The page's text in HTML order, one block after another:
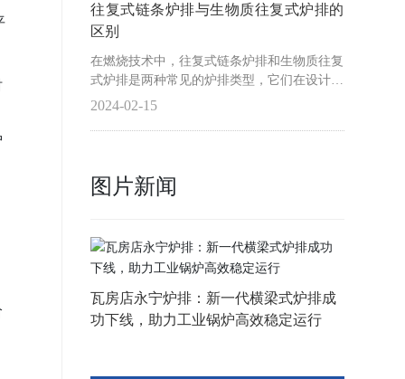
往复式链条炉排与生物质往复式炉排的
区别
在燃烧技术中，往复式链条炉排和生物质往复
式炉排是两种常见的炉排类型，它们在设计和
应用上有着显著的区别。本文将详细分析这两
2024-02-15
图片新闻
瓦房店永宁炉排：新一代横梁式炉排成
功下线，助力工业锅炉高效稳定运行